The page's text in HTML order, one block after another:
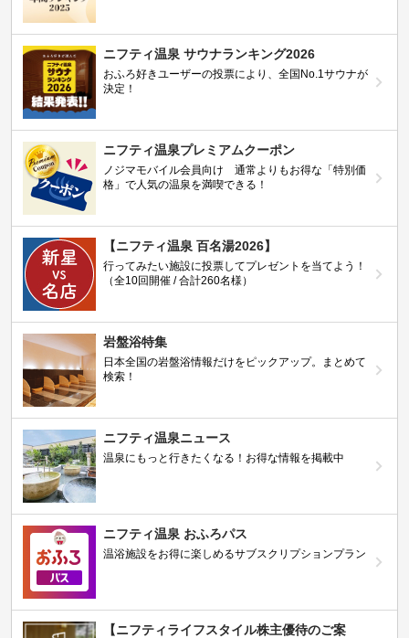
ニフティ温泉 サウナランキング2026
おふろ好きユーザーの投票により、全国No.1サウナが
決定！
ニフティ温泉プレミアムクーポン
ノジマモバイル会員向け 通常よりもお得な「特別価
格」で人気の温泉を満喫できる！
【ニフティ温泉 百名湯2026】
行ってみたい施設に投票してプレゼントを当てよう！
（全10回開催 / 合計260名様）
岩盤浴特集
日本全国の岩盤浴情報だけをピックアップ。まとめて
検索！
ニフティ温泉ニュース
温泉にもっと行きたくなる！お得な情報を掲載中
ニフティ温泉 おふろパス
温浴施設をお得に楽しめるサブスクリプションプラン
【ニフティライフスタイル株主優待のご案